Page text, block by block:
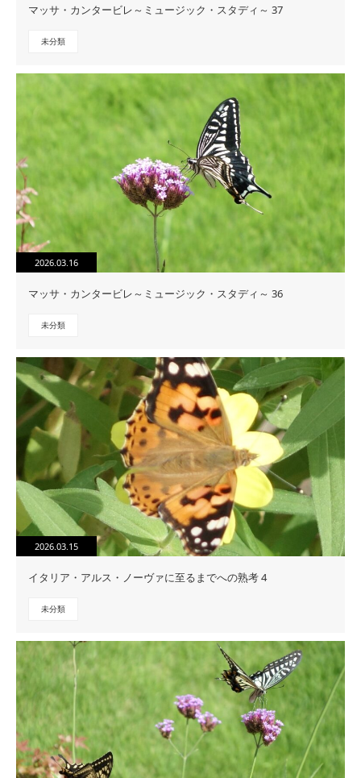
マッサ・カンタービレ～ミュージック・スタディ～ 37
未分類
2026.03.16
マッサ・カンタービレ～ミュージック・スタディ～ 36
未分類
2026.03.15
イタリア・アルス・ノーヴァに至るまでへの熟考 4
未分類